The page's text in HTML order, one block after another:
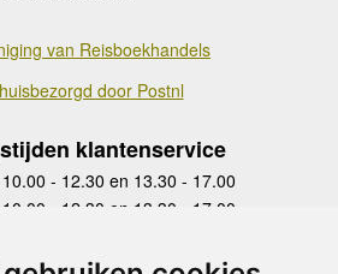
van Reisboekhandels
door Postnl
klantenservice
10.00 - 12.30 en 13.30 - 17.00
10.00 - 12.30 en 13.30 - 17.00
10.00 - 12.30 en 13.30 - 17.00